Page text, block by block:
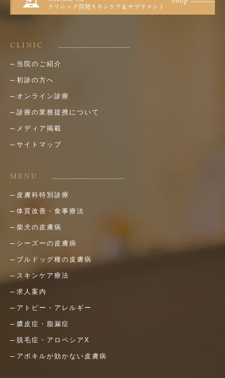
CLINIC
当院のご紹介
初診の方へ
オンライン診療
診療の業務提携について
メディア掲載
サイトマップ
MENU
皮膚科特別診療
体質改善・食事療法
柴犬の皮膚病
シーズーの皮膚病
ブルドッグ種の皮膚病
スキンケア療法
求人案内
アトピー・アレルギー
膿皮症・脂漏症
脱毛症・アロペシアX
アポキルが効かない皮膚病